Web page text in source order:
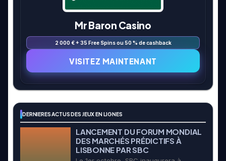
Mr Baron Casino
2 000 € + 35 Free Spins ou 50 % de cashback
VISITEZ MAINTENANT
DERNIERES ACTUS DES JEUX EN LIGNES
LANCEMENT DU FORUM MONDIAL
DES MARCHÉS PRÉDICTIFS À
LISBONNE PAR SBC